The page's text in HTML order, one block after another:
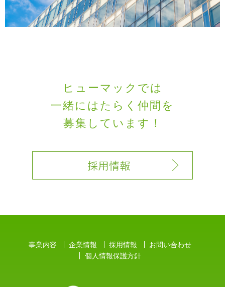
ヒューマックでは
一緒にはたらく 仲間を
募集しています！
事業内容 企業情報 採用情報
お問い合わせ
個人情報保護方針